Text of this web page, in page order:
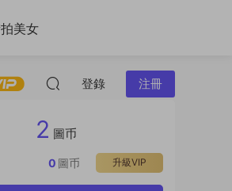
美女
登錄 注冊
2 圖币
升級VIP
0 圖币